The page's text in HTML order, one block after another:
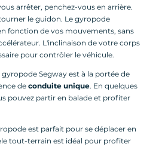
arrêter, penchez-vous en arrière.
le guidon. Le gyropode
fonction de vos mouvements, sans
L'inclinaison de votre corps
pour contrôler le véhicule.
Segway est à la portée de
de conduite unique. En quelques
pouvez partir en balade et profiter
est parfait pour se déplacer en
tout-terrain est idéal pour profiter